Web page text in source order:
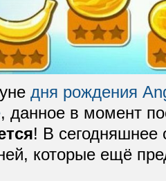
дня рождения
, данное в момент
! В сегодняшнее
которые ещё